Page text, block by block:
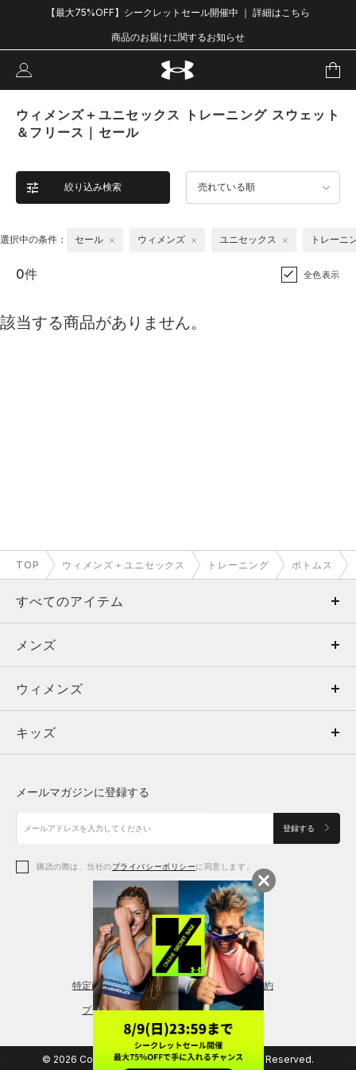
【最大75%OFF】シークレットセール開催中 ｜ 詳細はこちら
商品のお届けに関するお知らせ
ウィメンズ＋ユニセックス トレーニング スウェット
＆フリース｜セール
絞り込み検索 売れている順
選択中の条件： セール ウィメンズ ユニセックス トレーニ
0件 全色表示
該当する商品がありません。
TOP ウィメンズ＋ユニセックス トレーニング ボトムス
すべてのアイテム
メンズ
ウィメンズ
キッズ
アクセサリー
メンズ
トップス
ボトムス
アクセサリー
ウィメンズ
トップス
シューズ
アクセサリー
レギンス＆タイツ
キッズ
シューズ
メールマガジンに登録する
登録する
購読の際は、当社のプライバシーポリシーに同意します。
特定商取引法に基づく通販の表記 会員規約
プライバシーポリシー
© 2026 Copyright DOME Corporation. All Rights Reserved.